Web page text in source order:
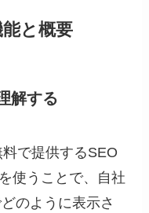
と概要
解する
で提供するSEO
使うことで、自社
のように表示さ